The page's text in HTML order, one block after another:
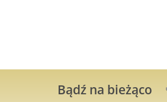
Bądź na bieżąco